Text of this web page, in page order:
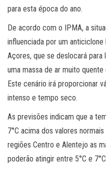
para esta época do ano.
De acordo com o IPMA, a
influenciada por um
Açores, que se deslocará
uma massa de ar muito
Este cenário irá proporcionar
intenso e tempo seco.
As previsões indicam que a
7°C acima dos valores
regiões Centro e Alentejo as
poderão atingir entre 5°C e